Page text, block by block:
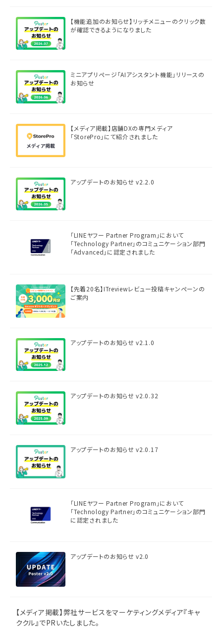
【機能追加のお知らせ】リッチメニューのクリック数
が確認できるようになりました
ミニアプリページ「AIアシスタント機能」リリースの
お知らせ
【メディア掲載】店舗DXの専門メディア
「StorePro」にて紹介されました
アップデートのお知らせ v2.2.0
「LINEヤフー Partner Program」において
「Technology Partner」のコミュニケーション部門
「Advanced」に認定されました
【先着20名】ITreviewレビュー投稿キャンペーンの
ご案内
アップデートのお知らせ v2.1.0
アップデートのお知らせ v2.0.32
アップデートのお知らせ v2.0.17
「LINEヤフー Partner Program」において
「Technology Partner」のコミュニケーション部門
に認定されました
アップデートのお知らせ v2.0
【メディア掲載】弊社サービスをマーケティングメディア『キャ
ククル』でPRいたしました。